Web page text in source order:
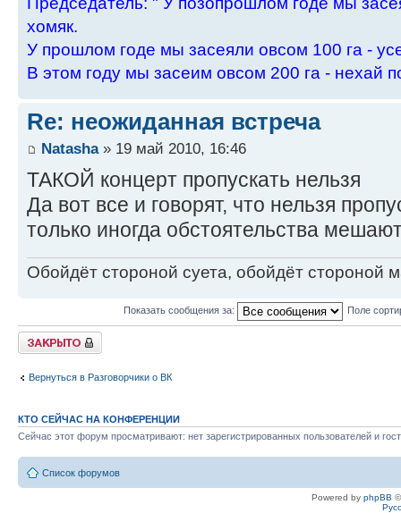
хомяк.
У пpошлом годе мы засеяли овсом 100 га -
В этом году мы засеим овсом 200 га - нехай
Re: неожиданная встреча
Natasha» 19 май 2010, 16:46
ТАКОЙ концерт пропускать нельзя
Да вот все и говорят, что нельзя
только иногда обстоятельства
Обойдёт стороной суета, обойдёт стороной
Показать сообщения за: Поле
Закрыто
Вернуться в Разговорчики о ВК
КТО СЕЙЧАС НА КОНФЕРЕНЦИИ
Сейчас этот форум просматривают: нет зарегистрированных пользователей и
Список форумов
Powered by phpBB